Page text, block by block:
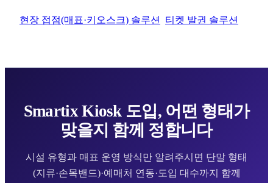
현장 접점(매표·키오스크) 솔루션 티켓 발권 솔루션
Smartix Kiosk 도입, 어떤 형태가
맞을지 함께 정합니다
시설 유형과 매표 운영 방식만 알려주시면 단말 형태
(지류·손목밴드)·예매처 연동·도입 대수까지 함께